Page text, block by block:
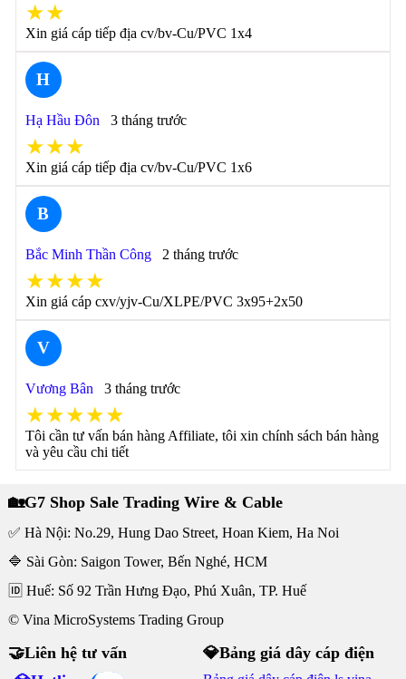
★★
Xin giá cáp tiếp địa cv/bv-Cu/PVC 1x4
H
Hạ Hầu Đôn 3 tháng trước
★★★
Xin giá cáp tiếp địa cv/bv-Cu/PVC 1x6
B
Bắc Minh Thần Công 2 tháng trước
★★★★
Xin giá cáp cxv/yjv-Cu/XLPE/PVC 3x95+2x50
V
Vương Bân 3 tháng trước
★★★★★
Tôi cần tư vấn bán hàng Affiliate, tôi xin chính sách bán hàng
và yêu cầu chi tiết
🏡G7 Shop Sale Trading Wire & Cable
✅ Hà Nội: No.29, Hung Dao Street, Hoan Kiem, Ha Noi
🔷 Sài Gòn: Saigon Tower, Bến Nghé, HCM
🆔 Huế: Số 92 Trần Hưng Đạo, Phú Xuân, TP. Huế
© Vina MicroSystems Trading Group
🤝Liên hệ tư vấn
💎Bảng giá dây cáp điện